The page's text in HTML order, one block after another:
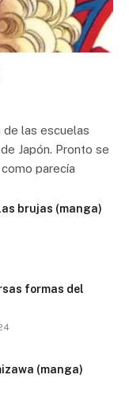
de las escuelas
Japón. Pronto se
parecía
brujas (manga)
formas del
(manga)